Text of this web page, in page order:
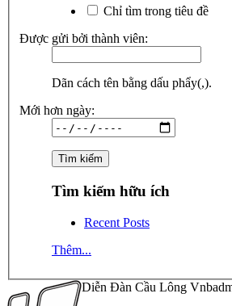
Chỉ tìm trong tiêu đề
Được gửi bởi thành viên:
Dãn cách tên bằng dấu phẩy(,).
Mới hơn ngày:
Tìm kiếm hữu ích
Recent Posts
Thêm...
Diễn Đàn Cầu Lông